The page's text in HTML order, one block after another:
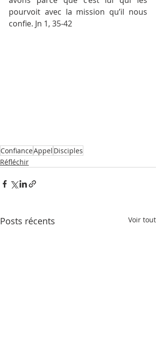
pourvoit avec la mission qu’il nous
confie. Jn 1, 35-42
ConfianceAppel Disciples
Réfléchir
Posts récents Voir tout